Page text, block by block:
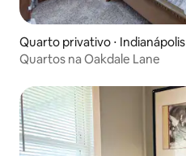
Quarto privativo ⋅ Indianápolis
Quartos na Oakdale Lane